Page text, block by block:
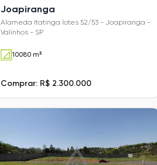
Joapiranga
Alameda Itatinga lotes 52/53 - Joapiranga -
Valinhos - SP
10080 m²
Comprar: R$ 2.300.000